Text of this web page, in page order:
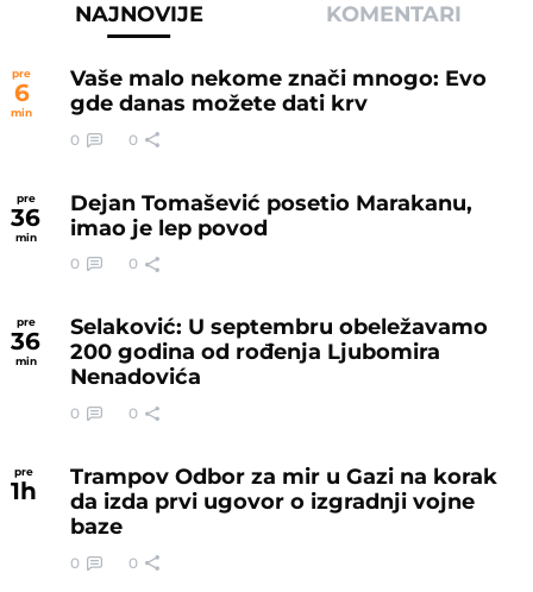
NAJNOVIJE KOMENTARI
pre
6
min
Vaše malo nekome znači mnogo: Evo
gde danas možete dati krv
0 0
pre
36
min
Dejan Tomašević posetio Marakanu,
imao je lep povod
0 0
pre
36
min
Selaković: U septembru obeležavamo
200 godina od rođenja Ljubomira
Nenadovića
0 0
pre
1h
Trampov Odbor za mir u Gazi na korak
da izda prvi ugovor o izgradnji vojne
baze
0 0